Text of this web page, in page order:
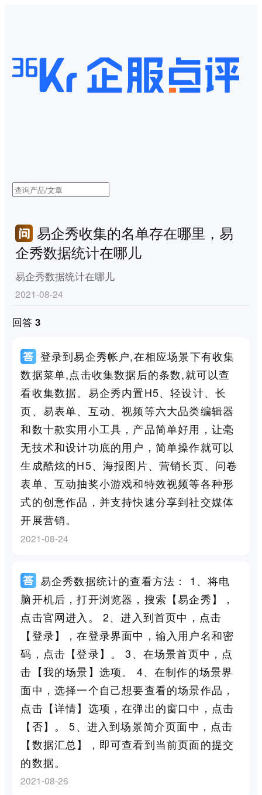
易企秀收集的名单存在哪里，易
企秀数据统计在哪儿
易企秀数据统计在哪儿
2021-08-24
回答 3
登录到易企秀帐户,在相应场景下有收集
数据菜单,点击收集数据后的条数,就可以查
看收集数据。易企秀内置H5、轻设计、长
页、易表单、互动、视频等六大品类编辑器
和数十款实用小工具，产品简单好用，让毫
无技术和设计功底的用户，简单操作就可以
生成酷炫的H5、海报图片、营销长页、问卷
表单、互动抽奖小游戏和特效视频等各种形
式的创意作品，并支持快速分享到社交媒体
开展营销。
2021-08-24
易企秀数据统计的查看方法： 1、将电
脑开机后，打开浏览器，搜索【易企秀】，
点击官网进入。 2、进入到首页中，点击
【登录】，在登录界面中，输入用户名和密
码，点击【登录】。 3、在场景首页中，点
击【我的场景】选项。 4、在制作的场景界
面中，选择一个自己想要查看的场景作品，
点击【详情】选项，在弹出的窗口中，点击
【否】。 5、进入到场景简介页面中，点击
【数据汇总】，即可查看到当前页面的提交
的数据。
2021-08-26